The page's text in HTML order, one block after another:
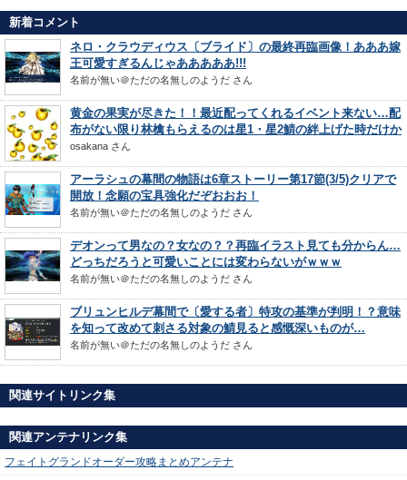
新着コメント
ネロ・クラウディウス〔ブライド〕の最終再臨画像！あああ嫁
王可愛すぎるんじゃあああああ!!!
名前が無い＠ただの名無しのようだ さん
黄金の果実が尽きた！！最近配ってくれるイベント来ない…配
布がない限り林檎もらえるのは星1・星2鯖の絆上げた時だけか
osakana さん
アーラシュの幕間の物語は6章ストーリー第17節(3/5)クリアで
開放！念願の宝具強化だぞおおお！
名前が無い＠ただの名無しのようだ さん
デオンって男なの？女なの？？再臨イラスト見ても分からん…
どっちだろうと可愛いことには変わらないがｗｗｗ
名前が無い＠ただの名無しのようだ さん
ブリュンヒルデ幕間で〔愛する者〕特攻の基準が判明！？意味
を知って改めて刺さる対象の鯖見ると感慨深いものが…
名前が無い＠ただの名無しのようだ さん
関連サイトリンク集
関連アンテナリンク集
フェイトグランドオーダー攻略まとめアンテナ